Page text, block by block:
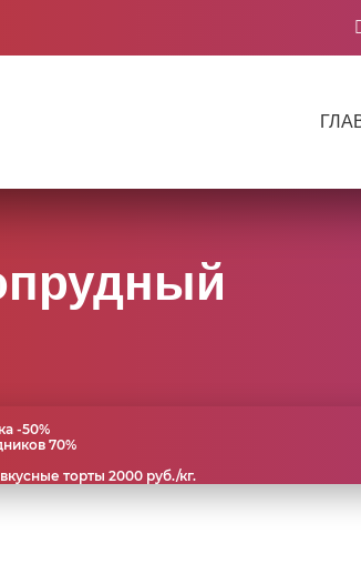
-50%
70%
торты 2000 руб./кг.